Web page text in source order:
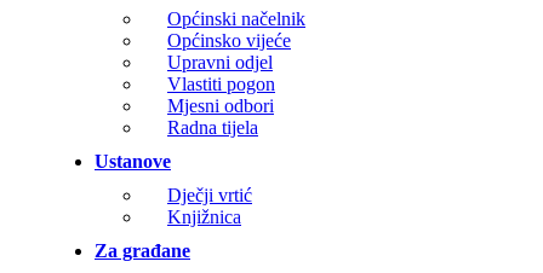
Općinski načelnik
Općinsko vijeće
Upravni odjel
Vlastiti pogon
Mjesni odbori
Radna tijela
Ustanove
Dječji vrtić
Knjižnica
Za građane